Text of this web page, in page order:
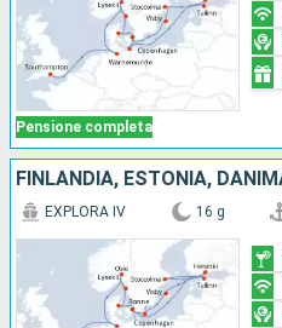
Pensione completa
EXPLORA IV 16 g